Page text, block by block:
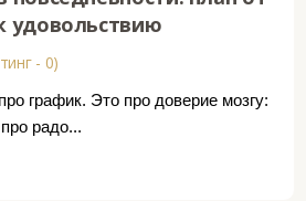
удовольствию
- 0)
график. Это про доверие мозгу:
радо...